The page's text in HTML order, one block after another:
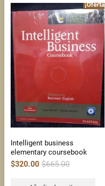
¡Oferta!
Intelligent business
elementary coursebook
$665.00Original
$320.00
Current